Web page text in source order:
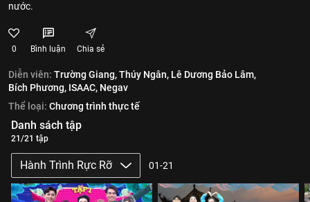
nước.
0 Bình luận Chia sẻ
Diễn viên: Trường Giang,Thúy Ngân, Lê Dương Bảo Lâm,
Bích Phương, ISAAC, Negav
Thể loại: Chương trình thực tế
Danh sách tập
21/21 tập
Hành Trình Rực Rỡ 01-21